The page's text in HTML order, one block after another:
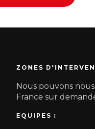
ZONES
Nous pouvons
France sur
EQUIPES :